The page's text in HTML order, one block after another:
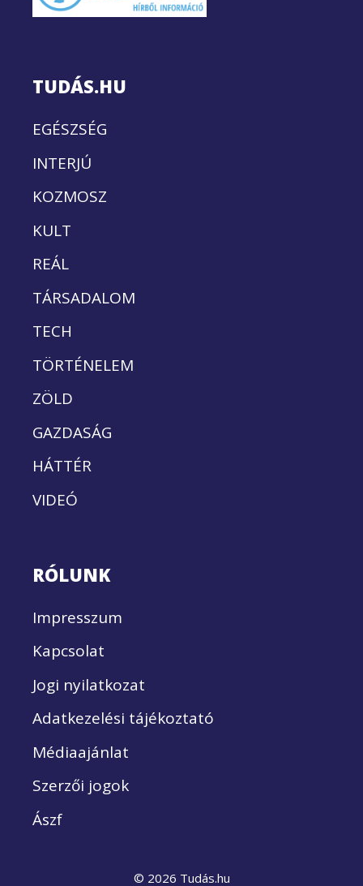
TUDÁS.HU
EGÉSZSÉG
INTERJÚ
KOZMOSZ
KULT
REÁL
TÁRSADALOM
TECH
TÖRTÉNELEM
ZÖLD
GAZDASÁG
HÁTTÉR
VIDEÓ
RÓLUNK
Impresszum
Kapcsolat
Jogi nyilatkozat
Adatkezelési tájékoztató
Médiaajánlat
Szerzői jogok
Ászf
© 2026 Tudás.hu